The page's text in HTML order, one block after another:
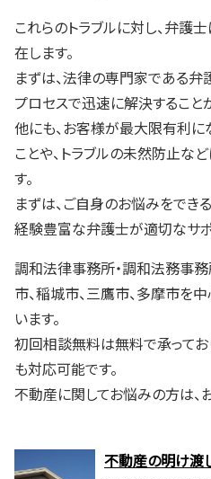
これらのトラブルに対し、弁護
在します。
まずは、法律の専門家である弁
プロセスで迅速に解決すること
他にも、お客様が最大限有利
ことや、トラブルの未然防止な
す。
まずは、ご自身のお悩みをでき
経験豊富な弁護士が適切なサポ
調和法律事務所・調和法務事務
市、稲城市、三鷹市、多摩市を
います。
初回相談無料は無料で承ってお
も対応可能です。
不動産に関してお悩みの方は、
不動産の明け渡